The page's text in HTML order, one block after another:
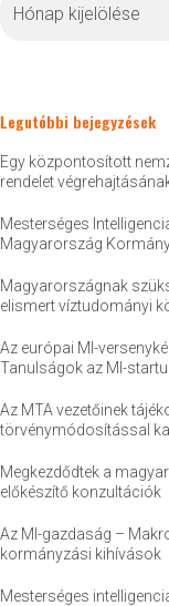
Legutóbbi bejegyzések
Egy központosított
rendelet
Mesterséges
Magyarország
Magyarországnak
elismert víztudományi
Az európai MI-
Tanulságok az MI-
Az MTA vezetőinek
törvénymódosítással
Megkezdődtek a
előkészítő konzultációk
Az MI-gazdaság –
kormányzási kihívások
Mesterséges